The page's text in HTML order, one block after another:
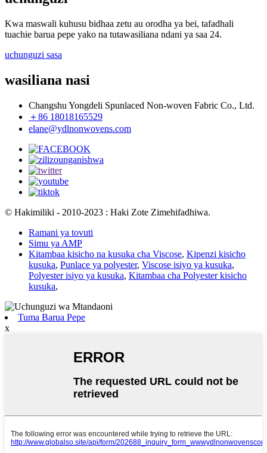
Kwa maswali kuhusu bidhaa zetu au orodha ya bei, tafadhali
tuachie barua pepe yako na tutawasiliana ndani ya saa 24.
uchunguzi sasa
wasiliana nasi
Changshu Yongdeli Spunlaced Non-woven Fabric Co., Ltd.
＋86 18018165529
elane@ydlnonwovens.com
© Hakimiliki - 2010-2023 : Haki Zote Zimehifadhiwa.
Ramani ya tovuti
Simu ya AMP
Kitambaa kisicho na kusuka cha Viscose, Kipenzi kisicho
kusuka, Punlace ya polyester, Viscose isiyo ya kusuka,
Polyester isiyo ya kusuka, Kitambaa cha Polyester kisicho
kusuka,
Tuma Barua Pepe
x